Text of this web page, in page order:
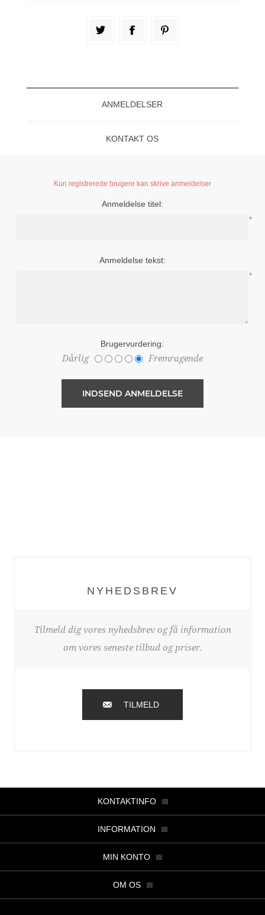
ANMELDELSER
KONTAKT OS
Kun registrerede brugere kan skrive anmeldelser
Anmeldelse titel:
*
Anmeldelse tekst:
*
Brugervurdering:
Dårlig Fremragende
NYHEDSBREV
Tilmeld dig vores nyhedsbrev og få information
om vores seneste tilbud og priser.
TILMELD
KONTAKTINFO
INFORMATION
MIN KONTO
OM OS